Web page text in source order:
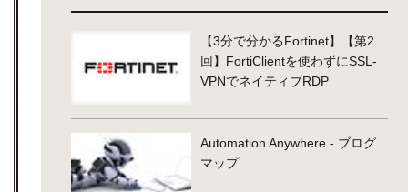
【3分で分かるFortinet】【第2
回】FortiClientを使わずにSSL-
VPNでネイティブRDP
Automation Anywhere - ブログ
マップ